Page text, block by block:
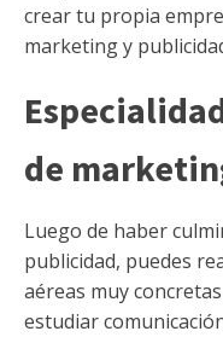
crear tu propia
marketing y
de
Luego de haber
publicidad, puedes
aéreas muy
estudiar